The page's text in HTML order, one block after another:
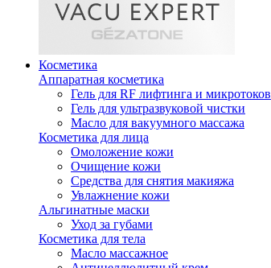
Косметика
Аппаратная косметика
Гель для RF лифтинга и микротоков
Гель для ультразвуковой чистки
Масло для вакуумного массажа
Косметика для лица
Омоложение кожи
Очищение кожи
Средства для снятия макияжа
Увлажнение кожи
Альгинатные маски
Уход за губами
Косметика для тела
Масло массажное